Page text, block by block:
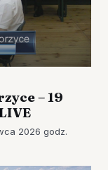
– 19
2026 godz.